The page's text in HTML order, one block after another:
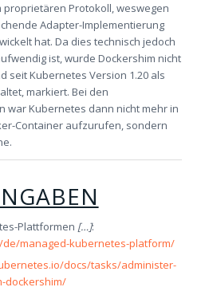
proprietären Protokoll, weswegen
Adapter-Implementierung
hat. Da dies technisch jedoch
ist, wurde Dockershim nicht
seit Kubernetes Version 1.20 als
markiert. Bei den
war Kubernetes dann nicht mehr in
Container aufzurufen, sondern
Plattformen […]:
managed-kubernetes-platform/
docs/tasks/administer-
dockershim/